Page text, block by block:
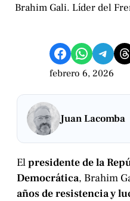
Brahim Gali. Líder del
Compartir en Facebook Compartir en WhatsApp Compartir en Telegram Share on Threads
febrero 6, 2026
Juan Lacomba
Elpresidente de la
Democrática, Brahim
años de resistencia y